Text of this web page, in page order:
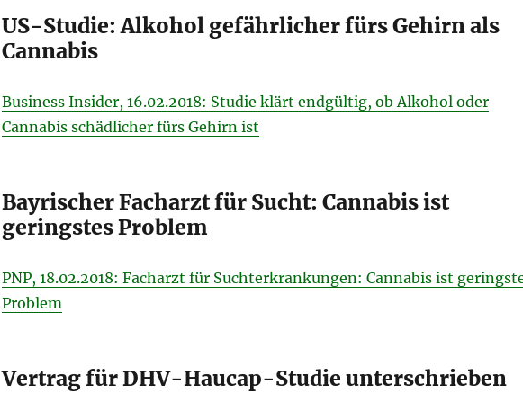
US-Studie: Alkohol gefährlicher fürs Gehirn als
Cannabis
Business Insider, 16.02.2018: Studie klärt endgültig, ob Alkohol oder
Cannabis schädlicher fürs Gehirn ist
Bayrischer Facharzt für Sucht: Cannabis ist
geringstes Problem
PNP, 18.02.2018: Facharzt für Suchterkrankungen: Cannabis ist
Problem
Vertrag für DHV-Haucap-Studie unterschrieben